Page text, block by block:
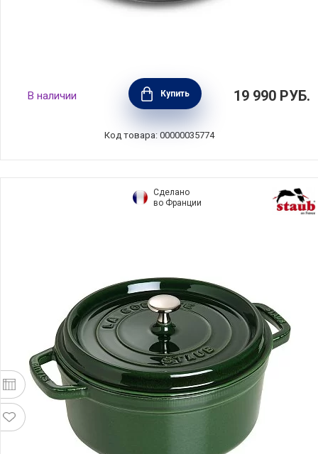
Кастрюля COMFORT GLASS BLACK 4,2 л,
диаметр 24 см, нержавеющая сталь,
Silampos, Португалия, 63212JWR1024100
В наличии Купить 19 990 РУБ.
Код товара: 00000035774
Сделано
во Франции